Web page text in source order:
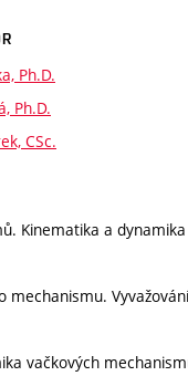
Ph.D.
Ph.D.
CSc.
Kinematika a
mechanismu.
vačkových